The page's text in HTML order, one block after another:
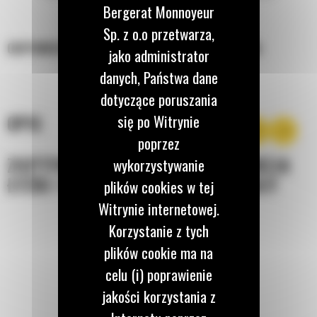
ODPOWIEDNIE NARZĘDZIE DO DANEGO ZADANIA
OPIS
ZOPTYMALIZOWANA KONSTRUKCJA
ŁYŻKI I WYTRZYMAŁE MATERIAŁY
Bergerat Monnoyeur
Sp. z o.o przetwarza,
jako administrator
danych, Państwa dane
dotyczące poruszania
się po Witrynie
poprzez
wykorzystywanie
plików cookies w tej
Witrynie internetowej.
Korzystanie z tych
plików cookie ma na
celu (i) poprawienie
jakości korzystania z